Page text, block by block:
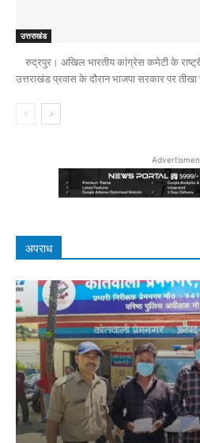
उत्तराखंड
रुद्रपुर। अखिल भारतीय कांग्रेस कमेटी के
उत्तराखंड प्रवास के दौरान भाजपा सरकार पर
अपराध